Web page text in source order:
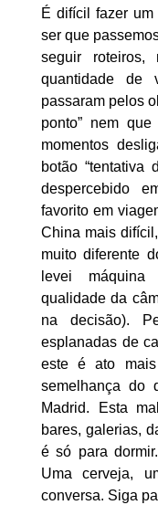
É difícil fazer
ser que
seguir
quantidade de
passaram pelos
ponto” nem
momentos
botão “tentativa
despercebido
favorito em
China mais
muito diferente
levei
qualidade da
na decisão).
esplanadas de
este é ato
semelhança do
Madrid. Esta
bares, galerias,
é só para
Uma cerveja,
conversa. Siga